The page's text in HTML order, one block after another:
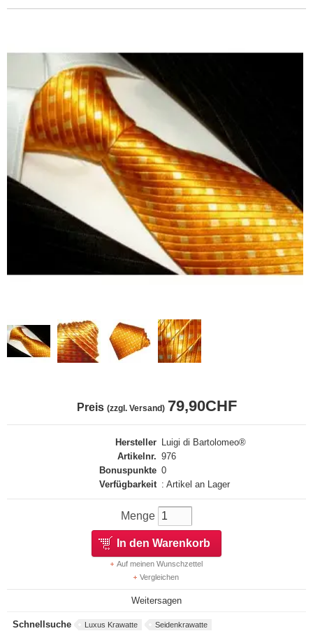
Preis (zzgl. Versand) 79,90CHF
Hersteller Luigi di Bartolomeo®
Artikelnr. 976
Bonuspunkte 0
Verfügbarkeit : Artikel an Lager
Menge
In den Warenkorb
Auf meinen Wunschzettel
Vergleichen
Weitersagen
Schnellsuche Luxus Krawatte Seidenkrawatte